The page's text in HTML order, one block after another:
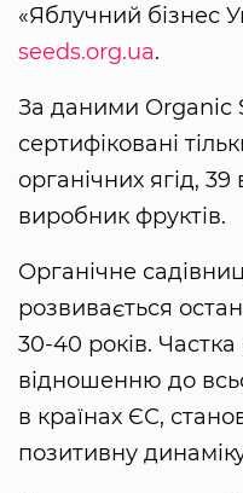
«Яблучний бізнес
seeds.org.ua.
За даними Organic
сертифіковані
органічних ягід, 39
виробник фруктів.
Органічне
розвивається
30-40 років.
відношенню до
в країнах ЄС,
позитивну